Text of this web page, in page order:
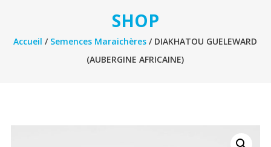
SHOP
Accueil / Semences Maraichères / DIAKHATOU GUELEWARD
(AUBERGINE AFRICAINE)